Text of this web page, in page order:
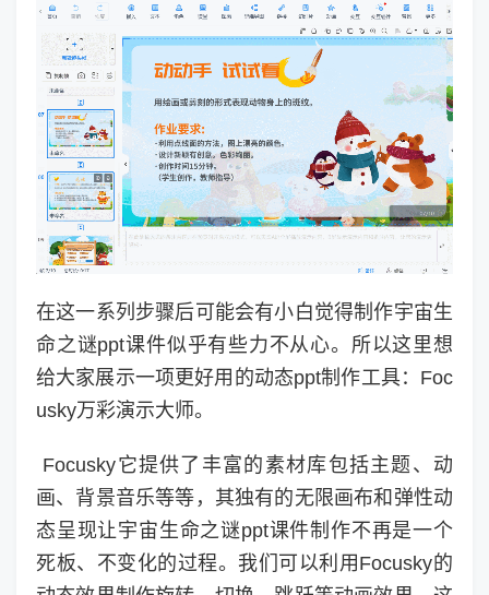
在这一系列步骤后可能会有小白觉得制作宇宙生
命之谜ppt课件似乎有些力不从心。所以这里想
给大家展示一项更好用的动态ppt制作工具：Foc
usky万彩演示大师。
Focusky它提供了丰富的素材库包括主题、动
画、背景音乐等等，其独有的无限画布和弹性动
态呈现让宇宙生命之谜ppt课件制作不再是一个
死板、不变化的过程。我们可以利用Focusky的